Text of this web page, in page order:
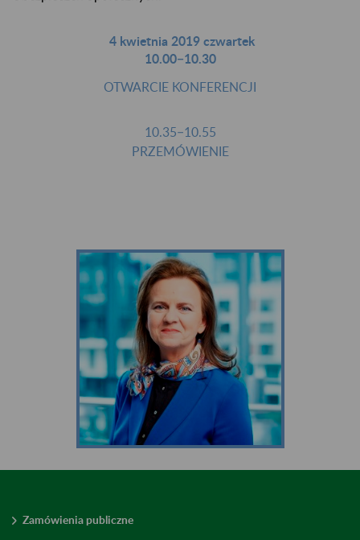
4 kwietnia 2019 czwartek
10.00−10.30
OTWARCIE KONFERENCJI
10.35−10.55
PRZEMÓWIENIE
Zamówienia publiczne